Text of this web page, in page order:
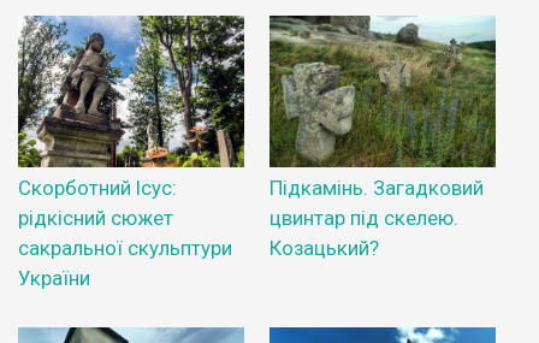
Скорботний Ісус:
рідкісний сюжет
сакральної скульптури
України
Підкамінь. Загадковий
цвинтар під скелею.
Козацький?